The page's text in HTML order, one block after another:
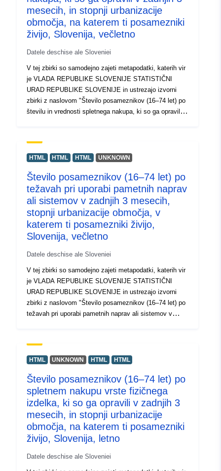
mesecih, in stopnji urbanizacije
območja, na katerem ti posamezniki
živijo, Slovenija, večletno
Datele deschise ale Sloveniei
V tej zbirki so samodejno zajeti metapodatki, katerih vir
je VLADA REPUBLIKE SLOVENIJE STATISTIČNI
URAD REPUBLIKE SLOVENIJE in ustrezajo izvorni
zbirki z naslovom "Število posameznikov (16–74 let) po
številu in vrednosti spletnega nakupa, ki so ga opravili v
Dejanski podatki so na voljo v formatu PC-Axis (.px).
Med dodatnimi povezavami lahko dostopate do strani
pa je tudi program PX-Win, ki si ga lahko brezplačno
prenesete. Oba omogočata izbor podatkov za prikaz,
spreminjanje oblike izpisa in shranjevanje v različne
formate, poleg tega pa tudi pregledovanje in izpis tabel
neomejene velikosti ter nekaj osnovnih statističnih
analiz in grafičnih prikazov.
HTML HTML HTML UNKNOWN
Število posameznikov (16–74 let) po
težavah pri uporabi pametnih naprav
ali sistemov v zadnjih 3 mesecih,
stopnji urbanizacije območja, v
katerem ti posamezniki živijo,
Slovenija, večletno
Datele deschise ale Sloveniei
V tej zbirki so samodejno zajeti metapodatki, katerih vir
je VLADA REPUBLIKE SLOVENIJE STATISTIČNI
URAD REPUBLIKE SLOVENIJE in ustrezajo izvorni
zbirki z naslovom "Število posameznikov (16–74 let) po
težavah pri uporabi pametnih naprav ali sistemov v
Dejanski podatki so na voljo v formatu PC-Axis (.px).
Med dodatnimi povezavami lahko dostopate do strani
pa je tudi program PX-Win, ki si ga lahko brezplačno
prenesete. Oba omogočata izbor podatkov za prikaz,
spreminjanje oblike izpisa in shranjevanje v različne
formate, poleg tega pa tudi pregledovanje in izpis tabel
neomejene velikosti ter nekaj osnovnih statističnih
analiz in grafičnih prikazov.
HTML UNKNOWN HTML HTML
Število posameznikov (16–74 let) po
spletnem nakupu vrste fizičnega
izdelka, ki so ga opravili v zadnjih 3
mesecih, in stopnji urbanizacije
območja, na katerem ti posamezniki
živijo, Slovenija, letno
Datele deschise ale Sloveniei